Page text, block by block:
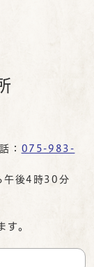
： 075-983-
午後4時30分
す。